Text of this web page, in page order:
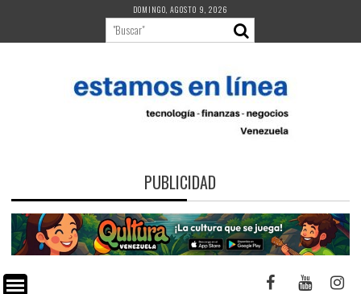
contenido
DOMINGO, AGOSTO 9, 2026
PUBLICIDAD